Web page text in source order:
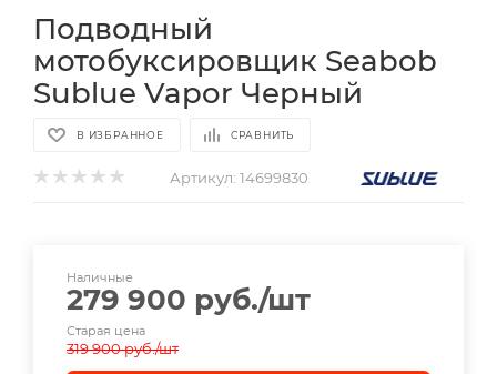
Подводный
мотобуксировщик Seabob
Sublue Vapor Черный
В ИЗБРАННОЕ СРАВНИТЬ
Артикул: 14699830
Наличные
279 900 руб./шт
Старая цена
319 900руб./шт